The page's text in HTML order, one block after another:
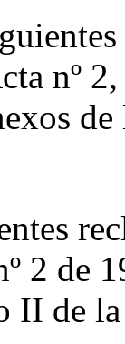
nº
2 de
II de